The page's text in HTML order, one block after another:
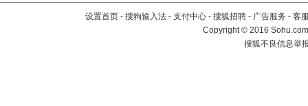
设置首页 - 搜狗输入法 - 支付中心 - 搜狐招聘 - 广告服务 - 客
Copyright©2016
搜狐不良信息举